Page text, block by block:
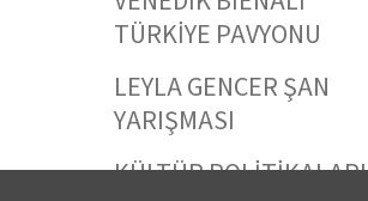
TÜRKİYE PAVYONU
LEYLA GENCER ŞAN
YARIŞMASI
KÜLTÜR POLİTİKALARI